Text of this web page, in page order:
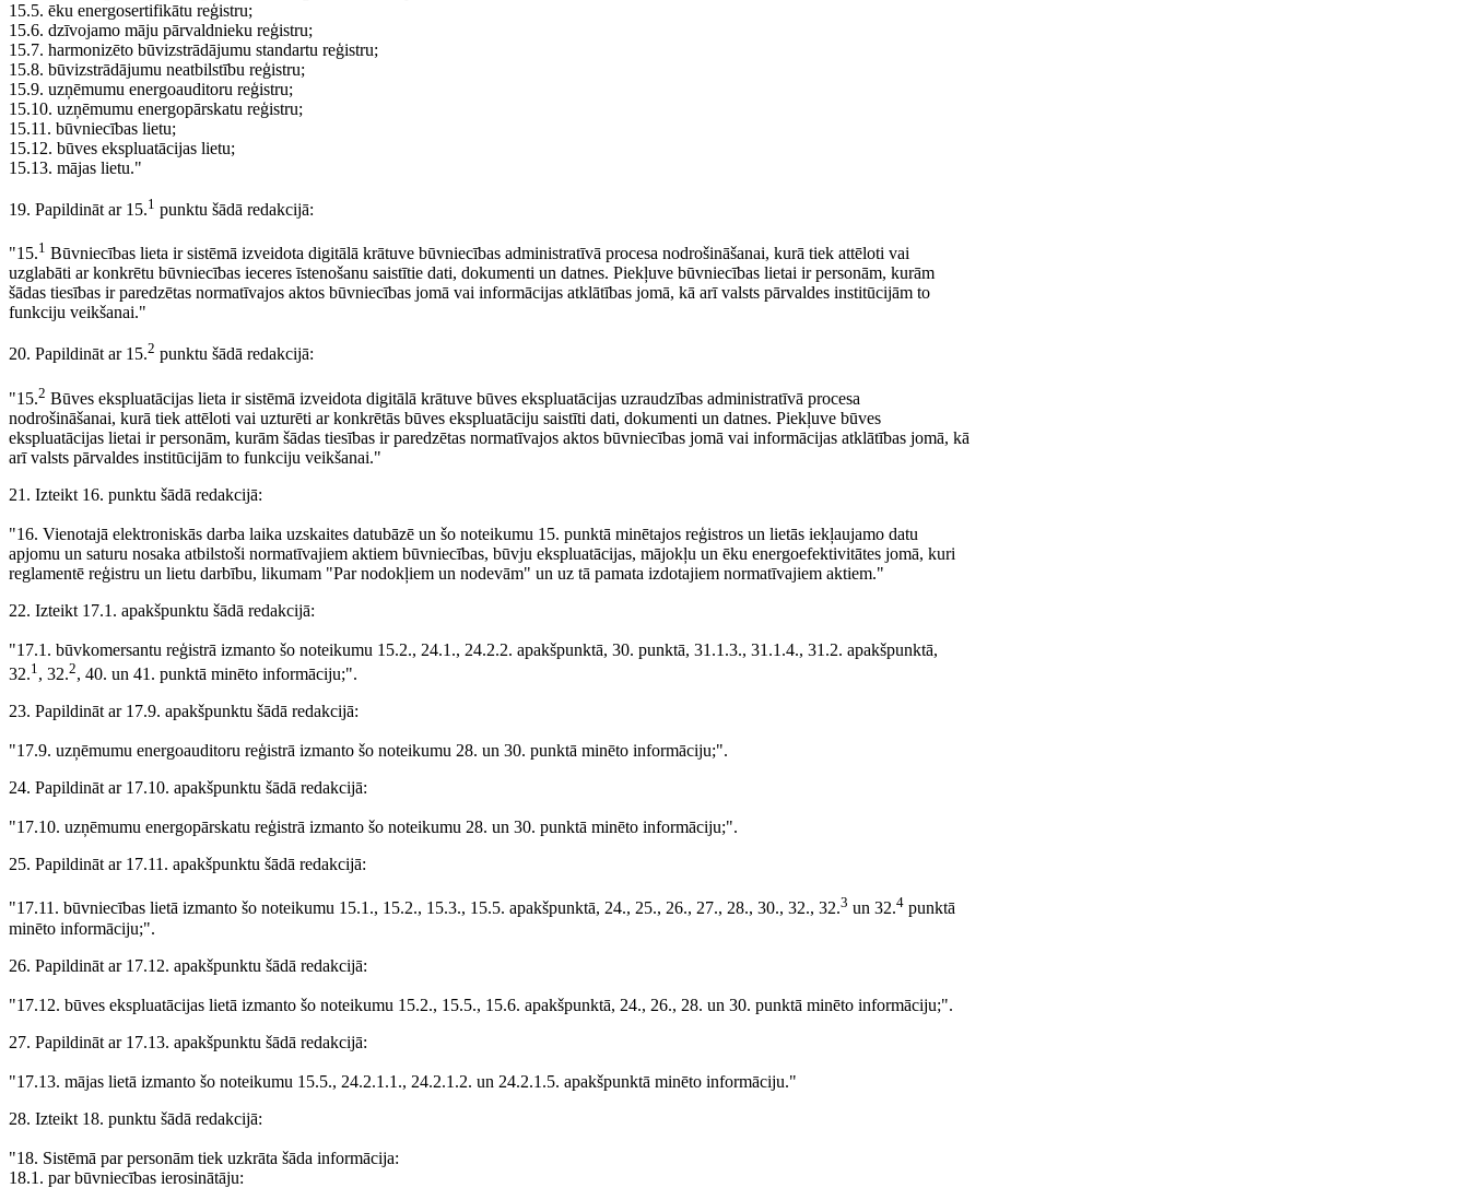
15.5. ēku energosertifikātu reģistru;
15.6. dzīvojamo māju pārvaldnieku reģistru;
15.7. harmonizēto būvizstrādājumu standartu reģistru;
15.8. būvizstrādājumu neatbilstību reģistru;
15.9. uzņēmumu energoauditoru reģistru;
15.10. uzņēmumu energopārskatu reģistru;
15.11. būvniecības lietu;
15.12. būves ekspluatācijas lietu;
15.13. mājas lietu."
19. Papildināt ar 15.1 punktu šādā redakcijā:
"15.1 Būvniecības lieta ir sistēmā izveidota digitālā krātuve būvniecības administratīvā procesa nodrošināšanai, kurā tiek attēloti vai
uzglabāti ar konkrētu būvniecības ieceres īstenošanu saistītie dati, dokumenti un datnes. Piekļuve būvniecības lietai ir personām, kurām
šādas tiesības ir paredzētas normatīvajos aktos būvniecības jomā vai informācijas atklātības jomā, kā arī valsts pārvaldes institūcijām to
funkciju veikšanai."
20. Papildināt ar 15.2 punktu šādā redakcijā:
"15.2 Būves ekspluatācijas lieta ir sistēmā izveidota digitālā krātuve būves ekspluatācijas uzraudzības administratīvā procesa
nodrošināšanai, kurā tiek attēloti vai uzturēti ar konkrētās būves ekspluatāciju saistīti dati, dokumenti un datnes. Piekļuve būves
ekspluatācijas lietai ir personām, kurām šādas tiesības ir paredzētas normatīvajos aktos būvniecības jomā vai informācijas atklātības jomā, kā
arī valsts pārvaldes institūcijām to funkciju veikšanai."
21. Izteikt 16. punktu šādā redakcijā:
"16. Vienotajā elektroniskās darba laika uzskaites datubāzē un šo noteikumu 15. punktā minētajos reģistros un lietās iekļaujamo datu
apjomu un saturu nosaka atbilstoši normatīvajiem aktiem būvniecības, būvju ekspluatācijas, mājokļu un ēku energoefektivitātes jomā, kuri
reglamentē reģistru un lietu darbību, likumam "Par nodokļiem un nodevām" un uz tā pamata izdotajiem normatīvajiem aktiem."
22. Izteikt 17.1. apakšpunktu šādā redakcijā:
"17.1. būvkomersantu reģistrā izmanto šo noteikumu 15.2., 24.1., 24.2.2. apakšpunktā, 30. punktā, 31.1.3., 31.1.4., 31.2. apakšpunktā,
32.1, 32.2, 40. un 41. punktā minēto informāciju;".
23. Papildināt ar 17.9. apakšpunktu šādā redakcijā:
"17.9. uzņēmumu energoauditoru reģistrā izmanto šo noteikumu 28. un 30. punktā minēto informāciju;".
24. Papildināt ar 17.10. apakšpunktu šādā redakcijā:
"17.10. uzņēmumu energopārskatu reģistrā izmanto šo noteikumu 28. un 30. punktā minēto informāciju;".
25. Papildināt ar 17.11. apakšpunktu šādā redakcijā:
"17.11. būvniecības lietā izmanto šo noteikumu 15.1., 15.2., 15.3., 15.5. apakšpunktā, 24., 25., 26., 27., 28., 30., 32., 32.3 un 32.4 punktā
minēto informāciju;".
26. Papildināt ar 17.12. apakšpunktu šādā redakcijā:
"17.12. būves ekspluatācijas lietā izmanto šo noteikumu 15.2., 15.5., 15.6. apakšpunktā, 24., 26., 28. un 30. punktā minēto informāciju;".
27. Papildināt ar 17.13. apakšpunktu šādā redakcijā:
"17.13. mājas lietā izmanto šo noteikumu 15.5., 24.2.1.1., 24.2.1.2. un 24.2.1.5. apakšpunktā minēto informāciju."
28. Izteikt 18. punktu šādā redakcijā:
"18. Sistēmā par personām tiek uzkrāta šāda informācija:
18.1. par būvniecības ierosinātāju: